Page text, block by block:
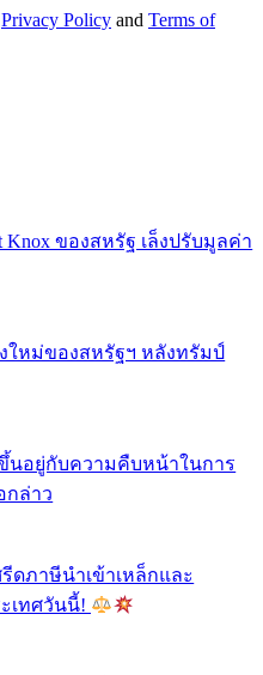
Privacy Policy and Terms of
Knox ของสหรัฐ เล็งปรับมูลค่า
ใหม่ของสหรัฐฯ หลังทรัมป์
นอยู่กับความคืบหน้าในการ
กล่าว
ดภาษีนำเข้าเหล็กและ
เทศวันนี้!